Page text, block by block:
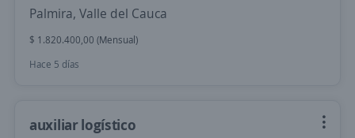
Palmira, Valle del Cauca
$ 1.820.400,00 (Mensual)
Hace 5 días
auxiliar logístico